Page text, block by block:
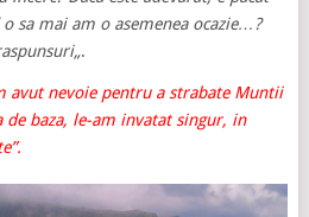
sa mai am o asemenea ocazie…?
„.
avut nevoie pentru a strabate Muntii
baza, le-am invatat singur, in